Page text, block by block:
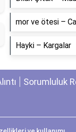
​mor ve ötesi –
Hayki – Kargalar
Sorumluluk